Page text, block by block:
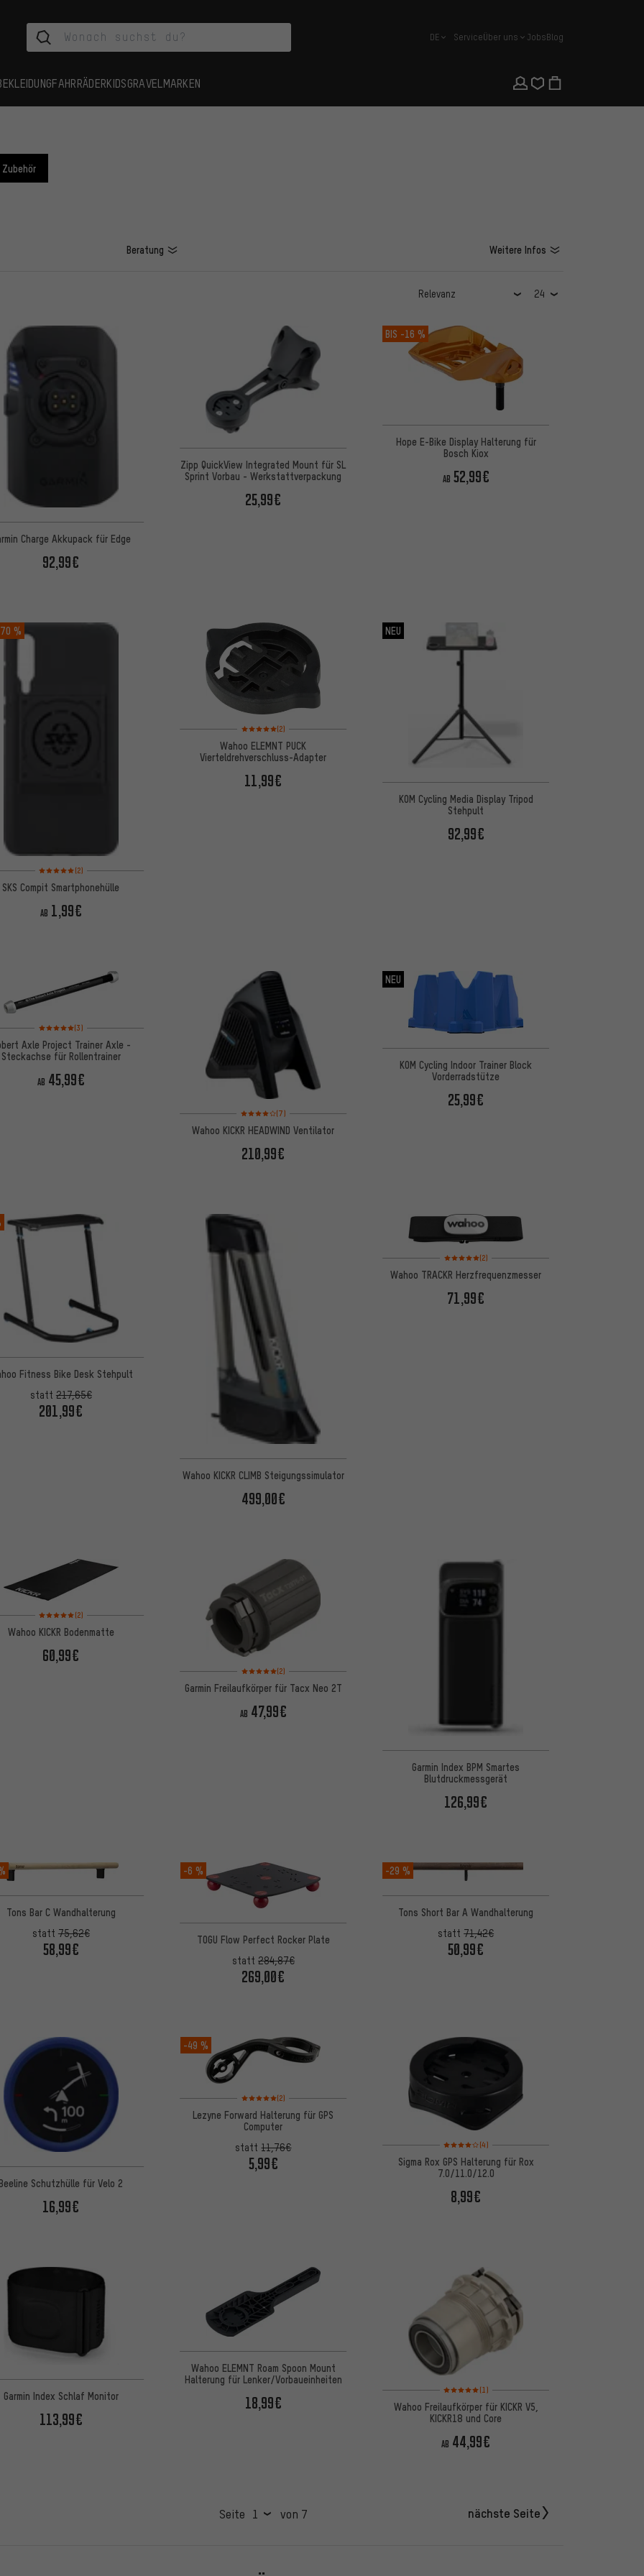
Deutsch
DE ServiceÜber uns JobsBlog
FAHRRÄDERKIDSGRAVEL MARKEN
Zubehör
Beratung Weitere Infos
Charge Akkupack für Edge
92,99€
Zipp QuickView Integrated Mount für SL
Sprint Vorbau - Werkstattverpackung
25,99€
BIS -16 %
Hope E-Bike Display Halterung für
Bosch Kiox
AB 52,99€
%
Bewertungen: 5 von 5 basierend auf 2 Bewertungen
(2)
SKS Compit Smartphonehülle
AB 1,99€
Bewertungen: 5 von 5 basierend auf 2 Bewertungen
(2)
Wahoo ELEMNT PUCK
Vierteldrehverschluss-Adapter
11,99€
NEU
KOM Cycling Media Display Tripod
Stehpult
92,99€
Bewertungen: 5 von 5 basierend auf 3 Bewertungen
(3)
Axle Project Trainer Axle -
Steckachse für Rollentrainer
AB 45,99€
Bewertungen: 4 von 5 basierend auf 7 Bewertungen
(7)
Wahoo KICKR HEADWIND Ventilator
210,99€
NEU
KOM Cycling Indoor Trainer Block
Vorderradstütze
25,99€
Fitness Bike Desk Stehpult
statt 217,65€
201,99€
Wahoo KICKR CLIMB Steigungssimulator
499,00€
Bewertungen: 5 von 5 basierend auf 2 Bewertungen
(2)
Wahoo TRACKR Herzfrequenzmesser
71,99€
Bewertungen: 5 von 5 basierend auf 2 Bewertungen
(2)
Wahoo KICKR Bodenmatte
60,99€
Bewertungen: 5 von 5 basierend auf 2 Bewertungen
(2)
Garmin Freilaufkörper für Tacx Neo 2T
AB 47,99€
Garmin Index BPM Smartes
Blutdruckmessgerät
126,99€
Tons Bar C Wandhalterung
statt 75,62€
58,99€
-6 %
TOGU Flow Perfect Rocker Plate
statt 284,87€
269,00€
-29 %
Tons Short Bar A Wandhalterung
statt71,42€
50,99€
Schutzhülle für Velo 2
16,99€
-49 %
Bewertungen: 5 von 5 basierend auf 2 Bewertungen
(2)
Lezyne Forward Halterung für GPS
Computer
statt11,76€
5,99€
Bewertungen: 4 von 5 basierend auf 4 Bewertungen
(4)
Sigma Rox GPS Halterung für Rox
7.0/11.0/12.0
8,99€
Garmin Index Schlaf Monitor
113,99€
Wahoo ELEMNT Roam Spoon Mount
Halterung für Lenker/Vorbaueinheiten
18,99€
Bewertungen: 5 von 5 basierend auf 1 Bewertungen
(1)
Wahoo Freilaufkörper für KICKR V5,
KICKR18 und Core
AB 44,99€
Seite von 7 nächste Seite